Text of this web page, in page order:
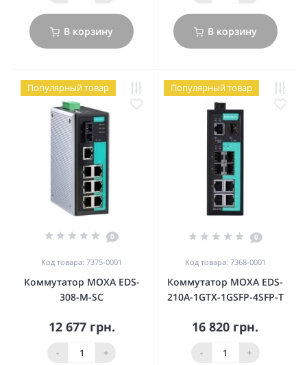
В корзину В корзину
Популярный товар
0
Код товара: 7375-0001
Коммутатор MOXA EDS-
308-M-SC
12 677 грн.
- +
Популярный товар
0
Код товара: 7368-0001
Коммутатор MOXA EDS-
210A-1GTX-1GSFP-4SFP-T
16 820 грн.
- +